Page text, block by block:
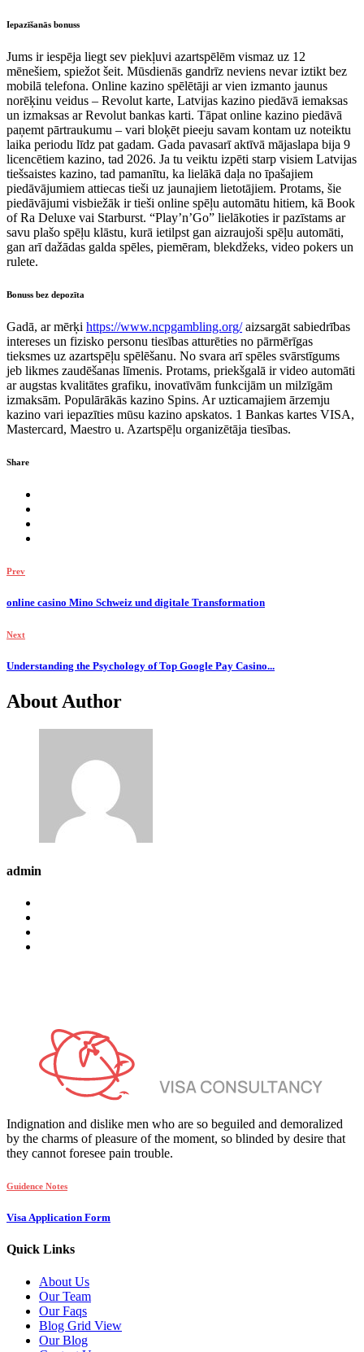
Iepazīšanās bonuss
Jums ir iespēja liegt sev piekļuvi azartspēlēm vismaz uz 12
mēnešiem, spiežot šeit. Mūsdienās gandrīz neviens nevar iztikt bez
mobilā telefona. Online kazino spēlētāji ar vien izmanto jaunus
norēķinu veidus – Revolut karte, Latvijas kazino piedāvā iemaksas
un izmaksas ar Revolut bankas karti. Tāpat online kazino piedāvā
paņemt pārtraukumu – vari bloķēt pieeju savam kontam uz noteiktu
laika periodu līdz pat gadam. Gada pavasarī aktīvā mājaslapa bija 9
licencētiem kazino, tad 2026. Ja tu veiktu izpēti starp visiem Latvijas
tiešsaistes kazino, tad pamanītu, ka lielākā daļa no īpašajiem
piedāvājumiem attiecas tieši uz jaunajiem lietotājiem. Protams, šie
piedāvājumi visbiežāk ir tieši online spēļu automātu hitiem, kā Book
of Ra Deluxe vai Starburst. “Play’n’Go” lielākoties ir pazīstams ar
savu plašo spēļu klāstu, kurā ietilpst gan aizraujoši spēļu automāti,
gan arī dažādas galda spēles, piemēram, blekdžeks, video pokers un
rulete.
Bonuss bez depozīta
Gadā, ar mērķi https://www.ncpgambling.org/aizsargāt sabiedrības
intereses un fizisko personu tiesības atturēties no pārmērīgas
tieksmes uz azartspēļu spēlēšanu. No svara arī spēles svārstīgums
jeb likmes zaudēšanas līmenis. Protams, priekšgalā ir video automāti
ar augstas kvalitātes grafiku, inovatīvām funkcijām un milzīgām
izmaksām. Populārākās kazino Spins. Ar uzticamajiem ārzemju
kazino vari iepazīties mūsu kazino apskatos. 1 Bankas kartes VISA,
Mastercard, Maestro u. Azartspēļu organizētāja tiesības.
Share
Prev
online casino Mino Schweiz und digitale Transformation
Next
Understanding the Psychology of Top Google Pay Casino...
About Author
admin
Indignation and dislike men who are so beguiled and demoralized
by the charms of pleasure of the moment, so blinded by desire that
they cannot foresee pain trouble.
Guidence Notes
Visa Application Form
Quick Links
About Us
Our Team
Our Faqs
Blog Grid View
Our Blog